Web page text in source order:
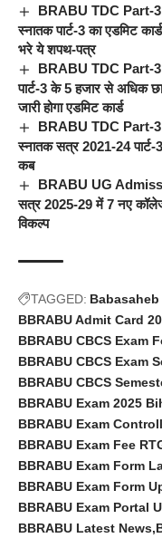
BRABU TDC Part-
स्नातक पार्ट-3 का एडमिट
भरे ये शपथ-पत्र
BRABU TDC Part-
पार्ट-3 के 5 हजार से अधिक
जारी होगा एडमिट कार्ड
BRABU TDC Part-
स्नातक सत्र 2021-24 पार्ट-
कब
BRABU UG
सत्र 2025-29 में 7 नए
विकल्प
TAGGED:
BBRABU Admit Card
BBRABU CBCS Exam
BBRABU CBCS Exam
BBRABU CBCS
BBRABU Exam 2025
BBRABU Exam
BBRABU Exam Fee
BBRABU Exam Form
BBRABU Exam Form
BBRABU Exam Portal
BBRABU Latest News